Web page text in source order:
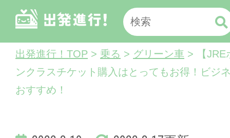
出発進行！TOP > 乗る > グリーン車 > 【JRE
ンクラスチケット購入はとってもお得！ビジ
おすすめ！